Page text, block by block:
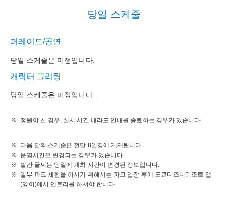
당일 스케줄
퍼레이드/공연
당일 스케줄은 미정입니다.
캐릭터 그리팅
당일 스케줄은 미정입니다.
정원이 찬 경우, 실시 시간 내라도 안내를 종료하는 경우가 있습니다.
다음 달의 스케줄은 전달 8일경에 게재됩니다.
운영시간은 변경되는 경우가 있습니다.
빨간 글씨는 당일에 개최 시간이 변경된 정보입니다.
일부 파크 체험을 하시기 위해서는 파크 입장 후에 도쿄디즈니리조트 앱
(영어)에서 엔트리를 하셔야 합니다.